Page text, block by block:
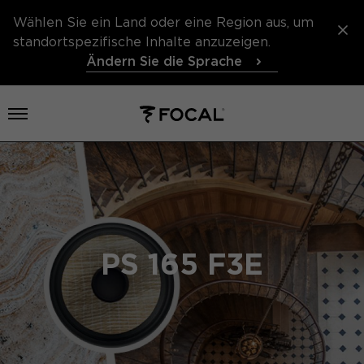
Wählen Sie ein Land oder eine Region aus, um
standortspezifische Inhalte anzuzeigen.
Ändern Sie die Sprache
Menü öffnen
PS 165 F3E